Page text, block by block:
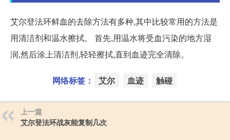
艾尔登法环鲜血的去除方法有多种,其中比较常用的方法是
用清洁剂和温水擦拭。 首先,用温水将受血污染的地方湿
润,然后涂上清洁剂,轻轻擦拭,直到血迹完全清除。
网络标签： 艾尔 血迹 触碰
上一篇
艾尔登法环战灰能复制几次